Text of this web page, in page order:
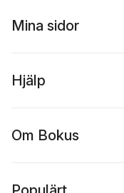
Mina sidor
Hjälp
Om Bokus